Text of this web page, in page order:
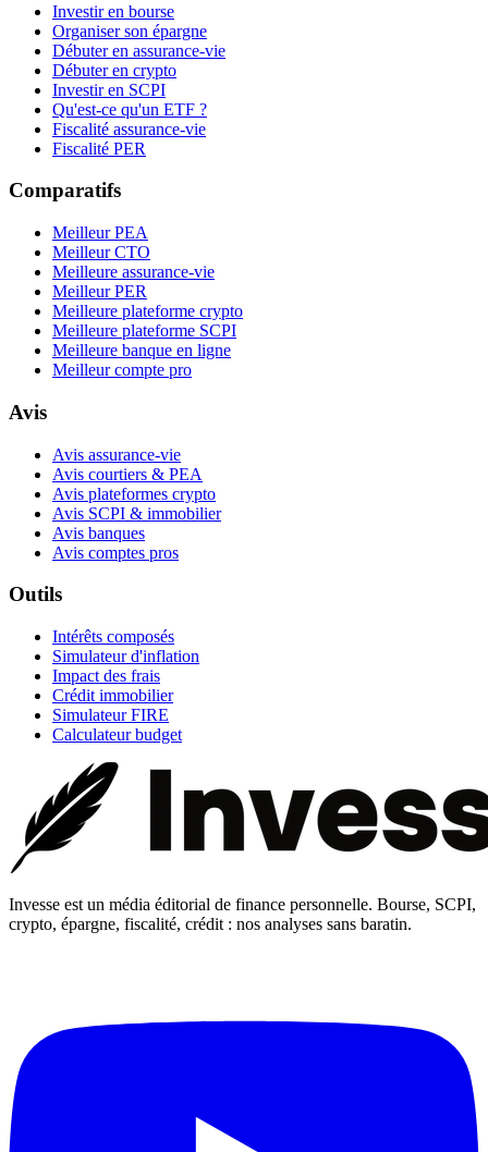
Investir en bourse
Organiser son épargne
Débuter en assurance-vie
Débuter en crypto
Investir en SCPI
Qu'est-ce qu'un ETF ?
Fiscalité assurance-vie
Fiscalité PER
Comparatifs
Meilleur PEA
Meilleur CTO
Meilleure assurance-vie
Meilleur PER
Meilleure plateforme crypto
Meilleure plateforme SCPI
Meilleure banque en ligne
Meilleur compte pro
Avis
Avis assurance-vie
Avis courtiers & PEA
Avis plateformes crypto
Avis SCPI & immobilier
Avis banques
Avis comptes pros
Outils
Intérêts composés
Simulateur d'inflation
Impact des frais
Crédit immobilier
Simulateur FIRE
Calculateur budget
Invesse est un média éditorial de finance personnelle. Bourse, SCPI,
crypto, épargne, fiscalité, crédit : nos analyses sans baratin.